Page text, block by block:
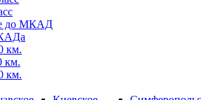
до МКАД
км.
км.
км.